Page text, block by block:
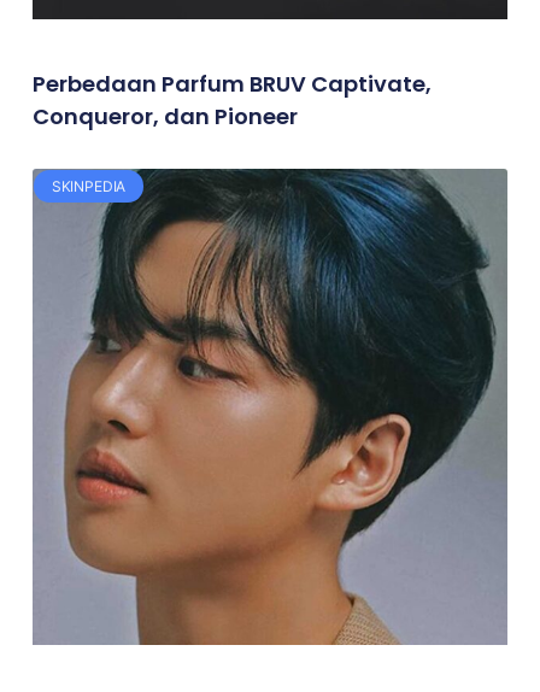
Perbedaan Parfum BRUV Captivate,
Conqueror, dan Pioneer
SKINPEDIA